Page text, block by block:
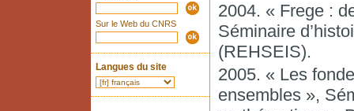
Sur le Web du CNRS
Langues du site
2004. « Frege :
Séminaire
(REHSEIS).
2005. « Les
ensembles »,